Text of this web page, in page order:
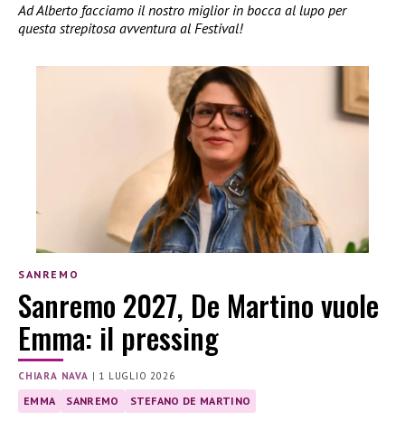
Ad Alberto facciamo il nostro miglior in bocca al lupo per
questa strepitosa avventura al Festival!
SANREMO
Sanremo 2027, De Martino vuole
Emma: il pressing
CHIARA NAVA | 1 LUGLIO 2026
EMMA SANREMO STEFANO DE MARTINO